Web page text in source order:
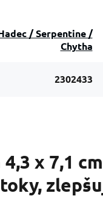
Chytha
2302433
x 7,1